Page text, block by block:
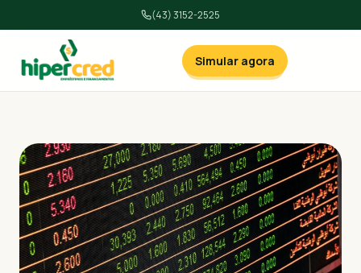
(43) 3152-2525
Simular agora